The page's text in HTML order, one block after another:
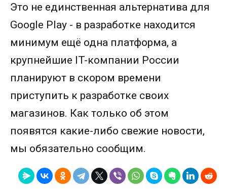
Это не единственная альтернатива для
Google Play - в разработке находится
минимум ещё одна платформа, а
крупнейшие IT-компании России
планируют в скором времени
приступить к разработке своих
магазинов. Как только об этом
появятся какие-либо свежие новости,
мы обязательно сообщим.